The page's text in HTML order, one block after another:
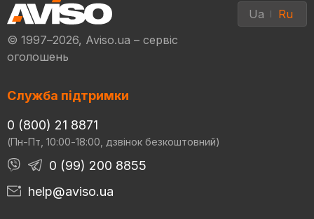
© 1997–2026, Aviso.ua – сервіс
оголошень
Ua Ru
Служба підтримки
0 (800) 21 8871
(Пн-Пт, 10:00-18:00, дзвінок безкоштовний)
0 (99) 200 8855
help@aviso.ua